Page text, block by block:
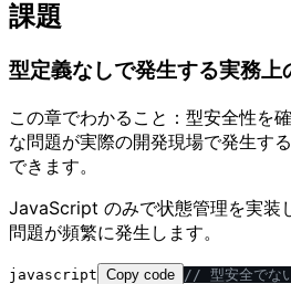
課題
型定義なしで発生する実務上
この章でわかること：型安全性を
な問題が実際の開発現場で発生す
できます。
JavaScript のみで状態管理を実装
問題が頻繁に発生します。
javascript Copy code / / 型安全でな